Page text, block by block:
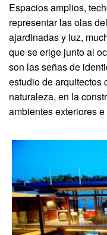
Espacios amplios,
representar las olas
ajardinadas y luz,
que se erige junto al
son las señas de
estudio de arquitectos
naturaleza, en la
ambientes exteriores